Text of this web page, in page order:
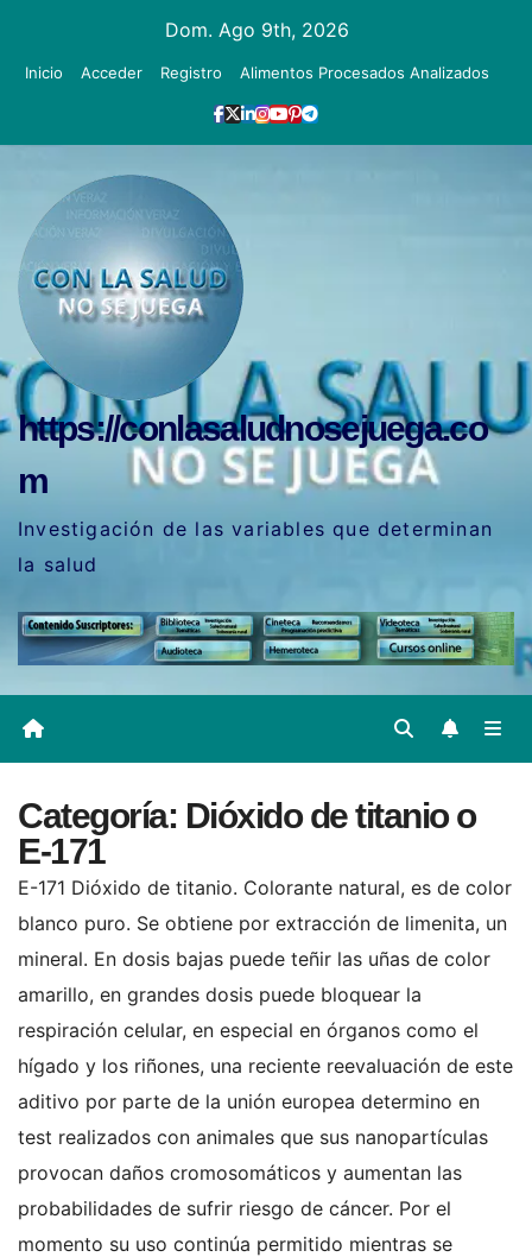
Dom. Ago 9th, 2026
Inicio Acceder Registro Alimentos Procesados Analizados
https://conlasaludnosejuega.co
m
Investigación de las variables que determinan
la salud
Categoría: Dióxido de titanio o
E-171
E-171 Dióxido de titanio. Colorante natural, es de color
blanco puro. Se obtiene por extracción de limenita, un
mineral. En dosis bajas puede teñir las uñas de color
amarillo, en grandes dosis puede bloquear la
respiración celular, en especial en órganos como el
hígado y los riñones, una reciente reevaluación de este
aditivo por parte de la unión europea determino en
test realizados con animales que sus nanopartículas
provocan daños cromosomáticos y aumentan las
probabilidades de sufrir riesgo de cáncer. Por el
momento su uso continúa permitido mientras se